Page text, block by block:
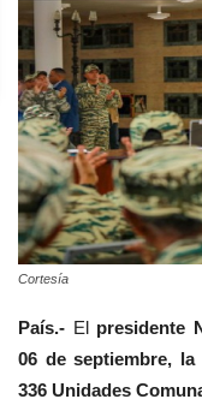
Cortesía
País.- El presidente
06 de septiembre,
336 Unidades